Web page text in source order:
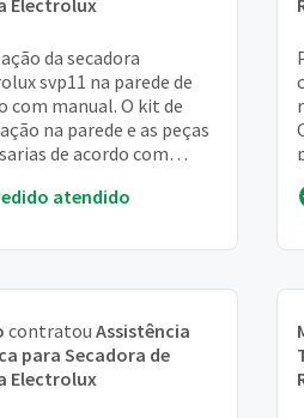
Electrolux
da secadora
svp11 na parede de
com manual. O kit de
na parede e as peças
de acordo com
disposição ...
atendido
contratou Assistência
para Secadora de
Electrolux